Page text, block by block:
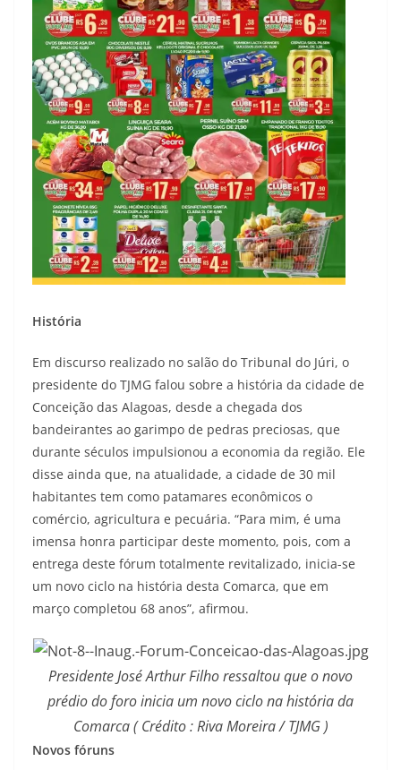
História
Em discurso realizado no salão do Tribunal do Júri, o
presidente do TJMG falou sobre a história da cidade de
Conceição das Alagoas, desde a chegada dos
bandeirantes ao garimpo de pedras preciosas, que
durante séculos impulsionou a economia da região. Ele
disse ainda que, na atualidade, a cidade de 30 mil
habitantes tem como patamares econômicos o
comércio, agricultura e pecuária. “Para mim, é uma
imensa honra participar deste momento, pois, com a
entrega deste fórum totalmente revitalizado, inicia-se
um novo ciclo na história desta Comarca, que em
março completou 68 anos”, afirmou.
Presidente José Arthur Filho ressaltou que o novo
prédio do foro inicia um novo ciclo na história da
Comarca ( Crédito : Riva Moreira / TJMG )
Novos fóruns